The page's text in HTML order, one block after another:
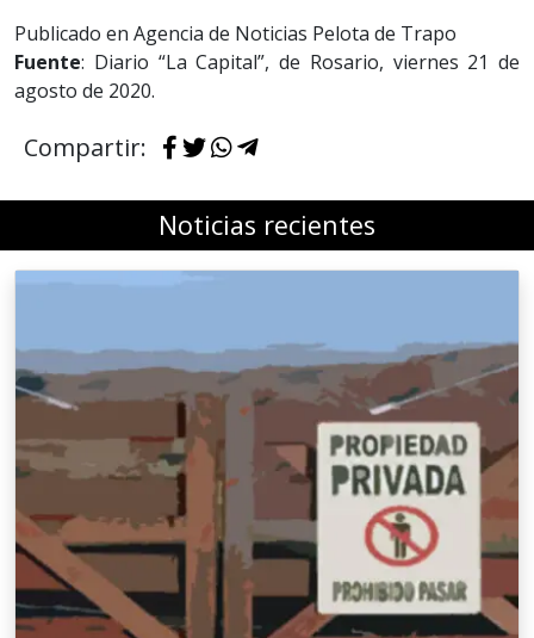
Publicado en Agencia de Noticias Pelota de Trapo
Fuente: Diario “La Capital”, de Rosario, viernes 21 de
agosto de 2020.
Compartir:
Noticias recientes